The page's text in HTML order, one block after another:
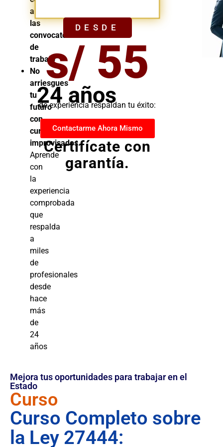
a
las
convocatorias
de
trabajo
No
arriesgues
tu
futuro
con
cursos
improvisados.
Aprende
con
la
experiencia
comprobada
que
respalda
a
miles
de
profesionales
desde
hace
más
de
24
años
DESDE
s/ 55
24 años
de experiencia respaldan tu éxito:
Contactarme Ahora Mismo
Certifícate con
garantía.
Mejora tus oportunidades para trabajar en el
Estado
Curso
Curso Completo sobre
la Ley 27444: